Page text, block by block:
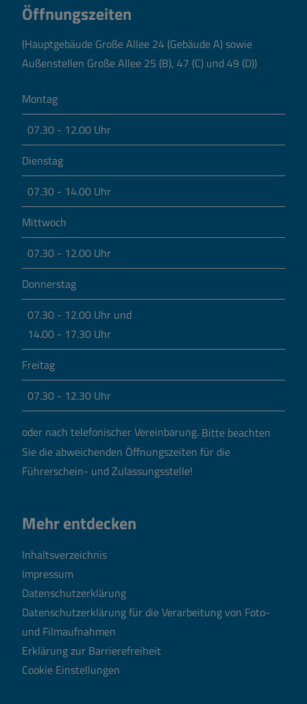
Öffnungszeiten
(Hauptgebäude Große Allee 24 (Gebäude A) sowie
Außenstellen Große Allee 25 (B), 47 (C) und 49 (D))
Montag
07.30 - 12.00 Uhr
Dienstag
07.30 - 14.00 Uhr
Mittwoch
07.30 - 12.00 Uhr
Donnerstag
07.30 - 12.00 Uhr und
14.00 - 17.30 Uhr
Freitag
07.30 - 12.30 Uhr
oder nach telefonischer Vereinbarung. Bitte beachten
Sie die abweichenden Öffnungszeiten für die
Führerschein- und Zulassungsstelle!
Mehr entdecken
Inhaltsverzeichnis
Impressum
Datenschutzerklärung
Datenschutzerklärung für die Verarbeitung von Foto-
und Filmaufnahmen
Erklärung zur Barrierefreiheit
Cookie Einstellungen